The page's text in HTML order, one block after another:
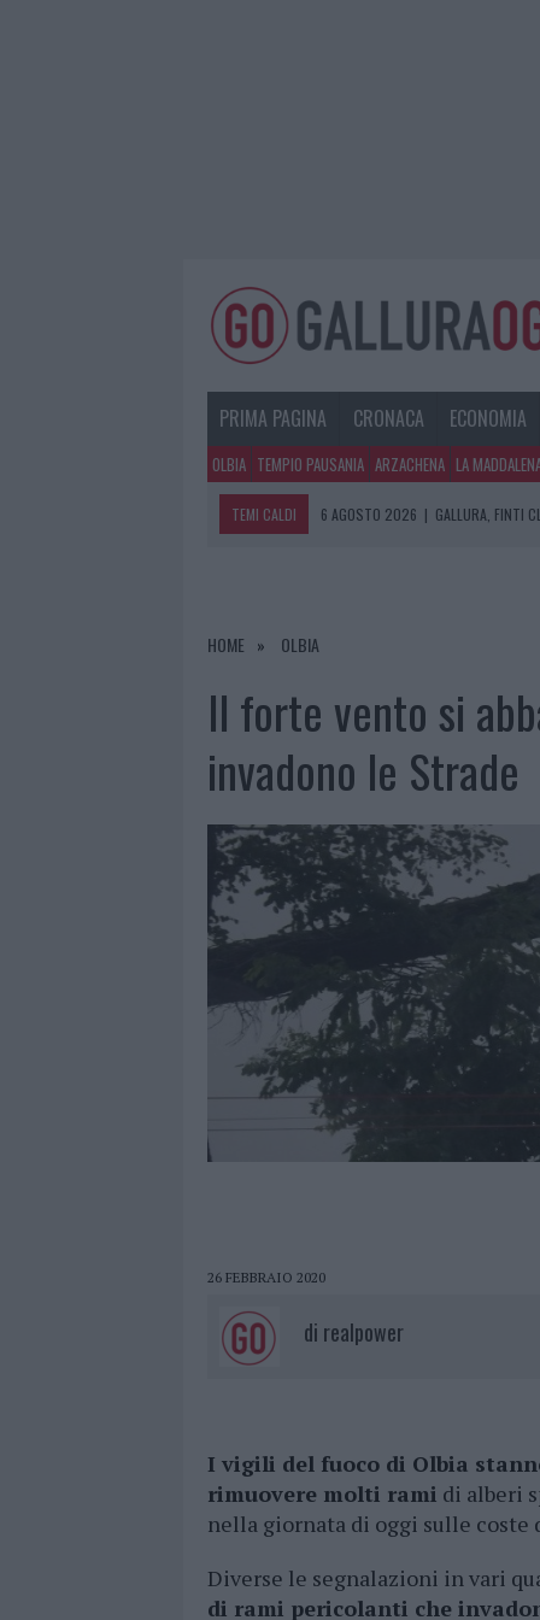
PRIMA PAGINA CRONACA ECONOMIA
OLBIA TEMPIO PAUSANIA ARZACHENA LA
TEMI CALDI 6 AGOSTO 2026 | GALLURA, FINTI
6 AGOSTO 2026
HOME OLBIA
Il forte vento si
invadono le Strade
26 FEBBRAIO 2020
di realpower
I vigili del fuoco di Olbia
rimuovere molti rami di alberi
nella giornata di oggi sulle coste
Diverse le segnalazioni in vari
di rami pericolanti che